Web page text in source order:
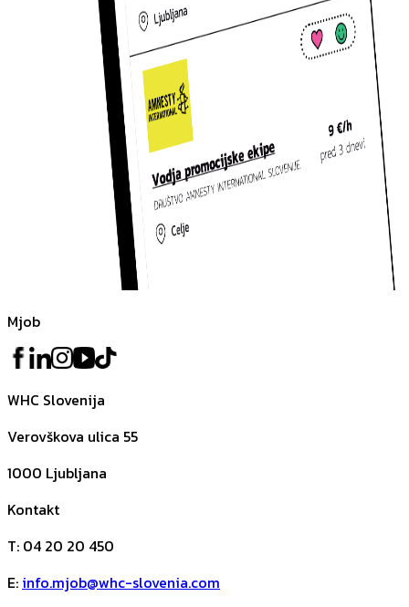
Mjob
WHC Slovenija
Verovškova ulica 55
1000 Ljubljana
Kontakt
T: 04 20 20 450
E: info.mjob@whc-slovenia.com